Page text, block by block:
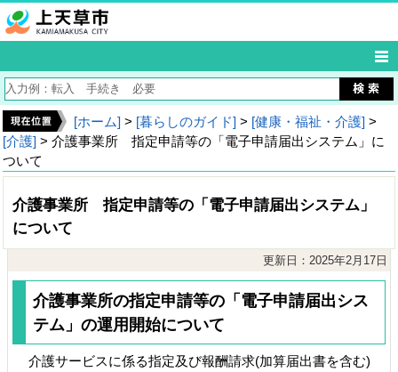
[ホーム] > [暮らしのガイド] > [健康・福祉・介護] >
[介護] > 介護事業所 指定申請等の「電子申請届出システム」に
ついて
介護事業所 指定申請等の「電子申請届出システム」
について
更新日：2025年2月17日
​介護事業所の指定申請等の「電子申請届出シス
テム」の運用開始について
介護サービスに係る指定及び報酬請求(加算届出書を含む)